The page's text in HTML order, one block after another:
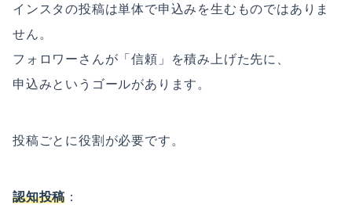
インスタの投稿は単体で申込みを生むものではありま
せん。
フォロワーさんが「信頼」を積み上げた先に、
申込みというゴールがあります。
投稿ごとに役割が必要です。
認知投稿 ：